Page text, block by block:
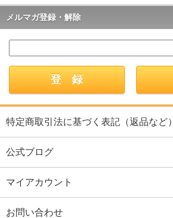
メルマガ登録・解除
特定商取引法に基づく表記（返品など）
公式ブログ
マイアカウント
お問い合わせ